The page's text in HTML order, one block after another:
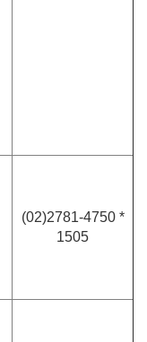
(02)2781-4750 *
1505